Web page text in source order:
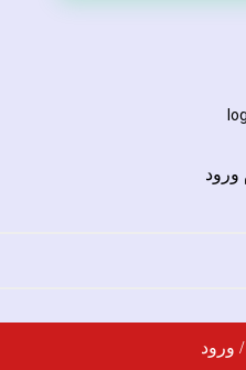
ورود
ورود